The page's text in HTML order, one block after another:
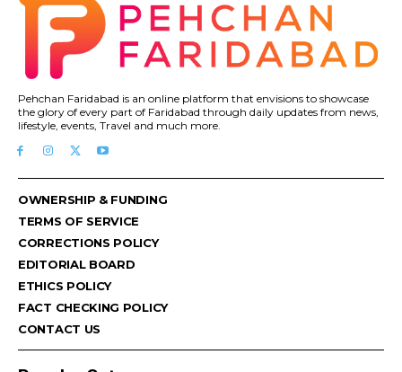
Pehchan Faridabad is an online platform that envisions to showcase
the glory of every part of Faridabad through daily updates from news,
lifestyle, events, Travel and much more.
OWNERSHIP & FUNDING
TERMS OF SERVICE
CORRECTIONS POLICY
EDITORIAL BOARD
ETHICS POLICY
FACT CHECKING POLICY
CONTACT US